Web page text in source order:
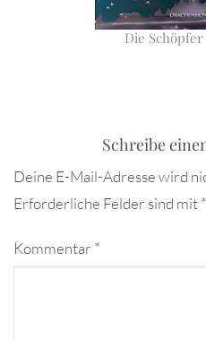
Die
Schreibe
Deine E-Mail-Adresse wird
Erforderliche Felder sind mit*
Kommentar *